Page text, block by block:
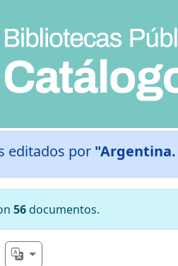
editados por
56documentos.